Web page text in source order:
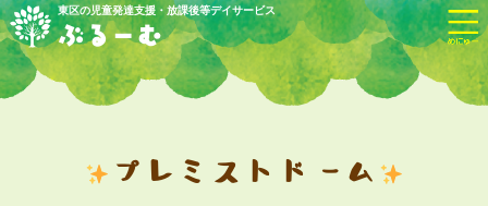
東区の児童発達支援・放課後等デイサービス
ぶるーむ
プレミストドーム